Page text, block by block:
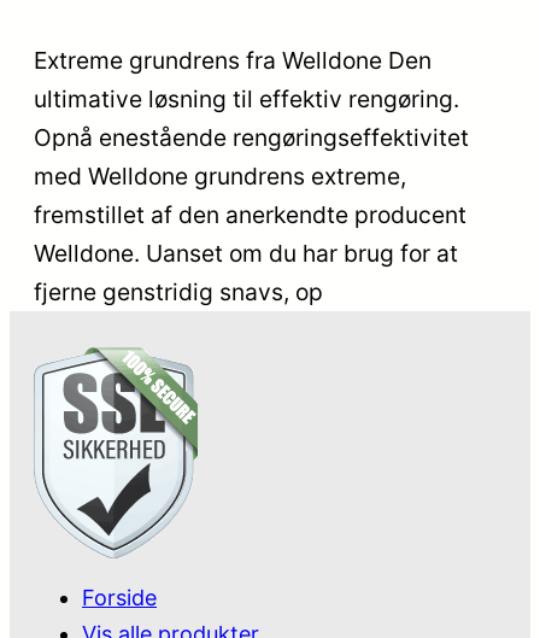
Extreme grundrens fra Welldone Den
ultimative løsning til effektiv rengøring.
Opnå enestående rengøringseffektivitet
med Welldone grundrens extreme,
fremstillet af den anerkendte producent
Welldone. Uanset om du har brug for at
fjerne genstridig snavs, op
Forside